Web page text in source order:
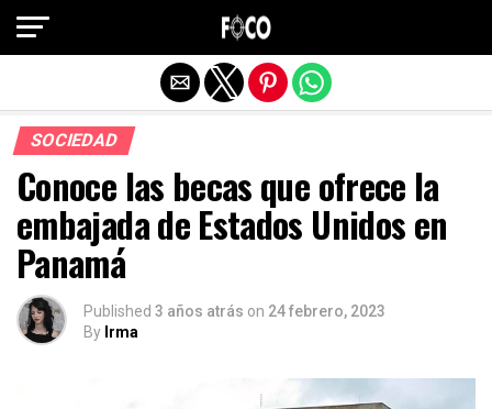
SOCIEDAD
Conoce las becas que ofrece la
embajada de Estados Unidos en
Panamá
Published 3 años atrás on 24 febrero, 2023
By Irma
Salir de la versión móvil